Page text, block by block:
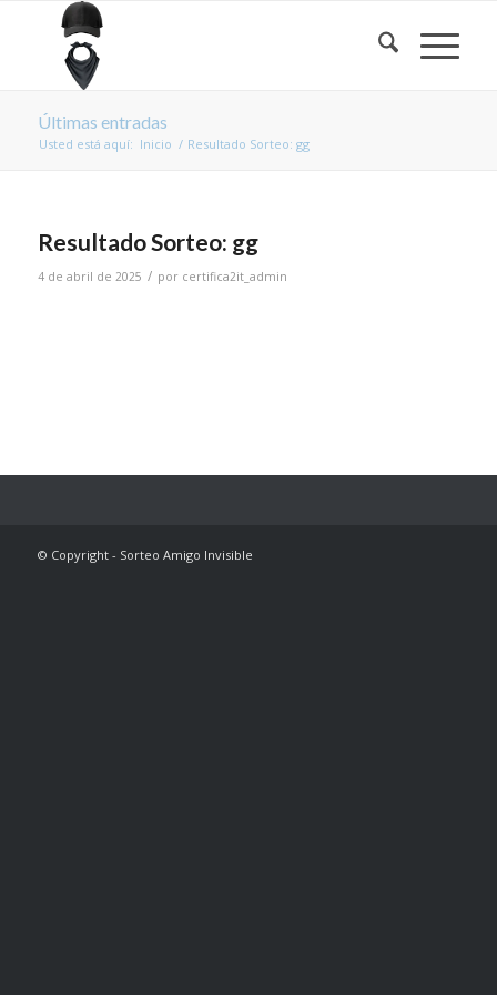
Últimas entradas
Usted está aquí: Inicio / Resultado Sorteo: gg
Resultado Sorteo: gg
4 de abril de 2025 / por certifica2it_admin
© Copyright - Sorteo Amigo Invisible